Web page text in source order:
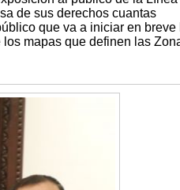
de sus derechos cuantas
que va a iniciar en breve
mapas que definen las